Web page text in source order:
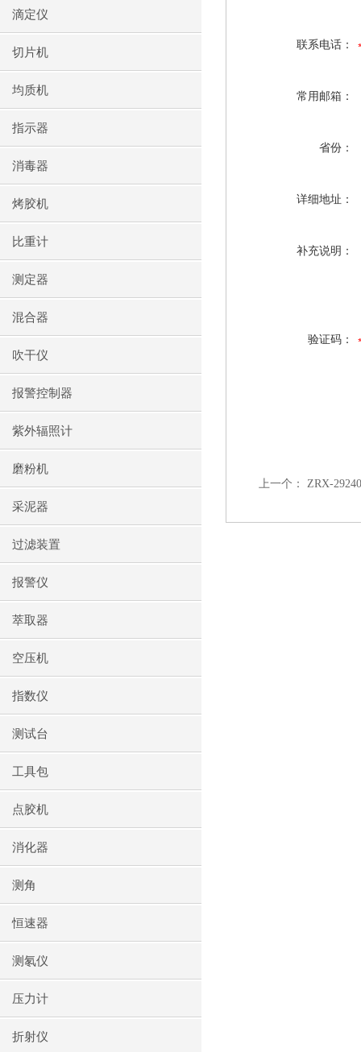
滴定仪
切片机
均质机
指示器
消毒器
烤胶机
比重计
测定器
混合器
吹干仪
报警控制器
紫外辐照计
磨粉机
采泥器
过滤装置
报警仪
萃取器
空压机
指数仪
测试台
工具包
点胶机
消化器
测角
恒速器
测氡仪
压力计
折射仪
联系电话：
常用邮箱：
省份：
详细地址：
补充说明：
验证码：
上一个： ZRX-